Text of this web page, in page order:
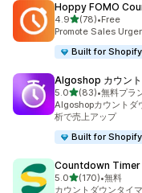
Hoppy FOMO
4.95つ星中
(78)
合計レビュー数：78件
•Free
Promote Sales
Built for Shopify
Algoshop カウン
5.05つ星中
(83)
合計レビュー数：83件
•無料プラ
Algoshopカウントダ
析で売上アップ
Built for Shopify
Countdown Timer
5.05つ星中
(170)
合計レビュー数：170件
•無料
カウントダウンタイ